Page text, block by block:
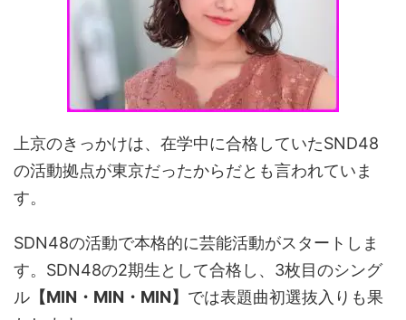
上京のきっかけは、在学中に合格していたSND48
の活動拠点が東京だったからだとも言われていま
す。
SDN48の活動で本格的に芸能活動がスタートしま
す。SDN48の2期生として合格し、3枚目のシング
ル 【MIN・MIN・MIN】 では表題曲初選抜入りも果